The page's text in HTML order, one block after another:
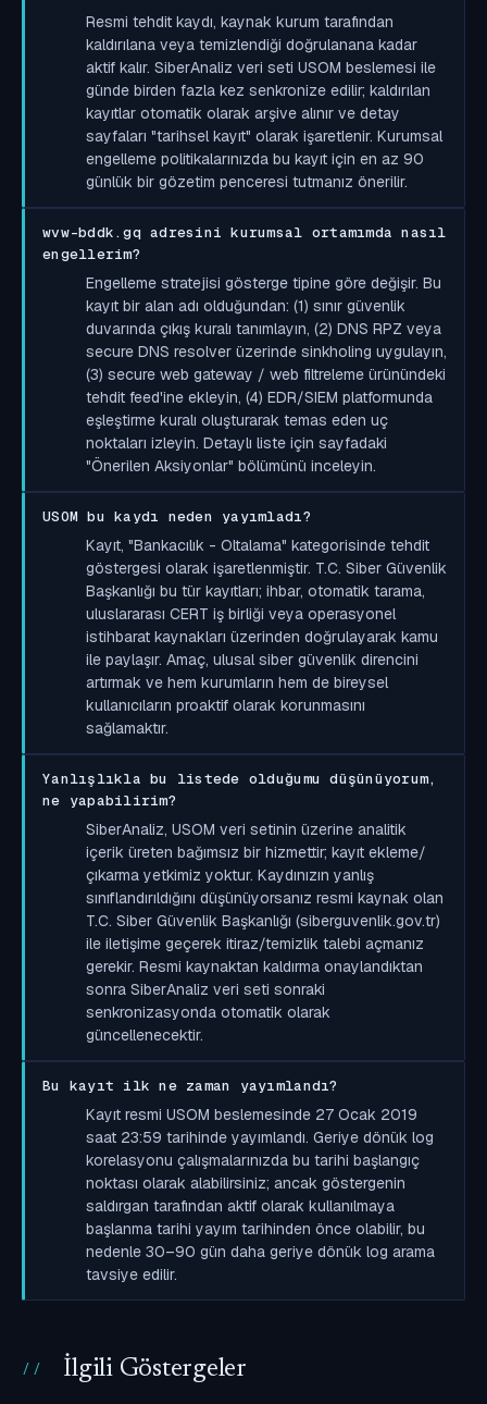
Resmi tehdit kaydı, kaynak kurum tarafından
kaldırılana veya temizlendiği doğrulanana kadar
aktif kalır. SiberAnaliz veri seti USOM beslemesi ile
günde birden fazla kez senkronize edilir; kaldırılan
kayıtlar otomatik olarak arşive alınır ve detay
sayfaları "tarihsel kayıt" olarak işaretlenir. Kurumsal
engelleme politikalarınızda bu kayıt için en az 90
günlük bir gözetim penceresi tutmanız önerilir.
wvw-bddk.gq adresini kurumsal ortamımda nasıl
engellerim?
Engelleme stratejisi gösterge tipine göre değişir. Bu
kayıt bir alan adı olduğundan: (1) sınır güvenlik
duvarında çıkış kuralı tanımlayın, (2) DNS RPZ veya
secure DNS resolver üzerinde sinkholing uygulayın,
(3) secure web gateway / web filtreleme ürünündeki
tehdit feed'ine ekleyin, (4) EDR/SIEM platformunda
eşleştirme kuralı oluşturarak temas eden uç
noktaları izleyin. Detaylı liste için sayfadaki
"Önerilen Aksiyonlar" bölümünü inceleyin.
USOM bu kaydı neden yayımladı?
Kayıt, "Bankacılık - Oltalama" kategorisinde tehdit
göstergesi olarak işaretlenmiştir. T.C. Siber Güvenlik
Başkanlığı bu tür kayıtları; ihbar, otomatik tarama,
uluslararası CERT iş birliği veya operasyonel
istihbarat kaynakları üzerinden doğrulayarak kamu
ile paylaşır. Amaç, ulusal siber güvenlik direncini
artırmak ve hem kurumların hem de bireysel
kullanıcıların proaktif olarak korunmasını
sağlamaktır.
Yanlışlıkla bu listede olduğumu düşünüyorum,
ne yapabilirim?
SiberAnaliz, USOM veri setinin üzerine analitik
içerik üreten bağımsız bir hizmettir; kayıt ekleme/
çıkarma yetkimiz yoktur. Kaydınızın yanlış
sınıflandırıldığını düşünüyorsanız resmi kaynak olan
T.C. Siber Güvenlik Başkanlığı (siberguvenlik.gov.tr)
ile iletişime geçerek itiraz/temizlik talebi açmanız
gerekir. Resmi kaynaktan kaldırma onaylandıktan
sonra SiberAnaliz veri seti sonraki
senkronizasyonda otomatik olarak
güncellenecektir.
Bu kayıt ilk ne zaman yayımlandı?
Kayıt resmi USOM beslemesinde 27 Ocak 2019
saat 23:59 tarihinde yayımlandı. Geriye dönük log
korelasyonu çalışmalarınızda bu tarihi başlangıç
noktası olarak alabilirsiniz; ancak göstergenin
saldırgan tarafından aktif olarak kullanılmaya
başlanma tarihi yayım tarihinden önce olabilir, bu
nedenle 30–90 gün daha geriye dönük log arama
tavsiye edilir.
İlgili Göstergeler